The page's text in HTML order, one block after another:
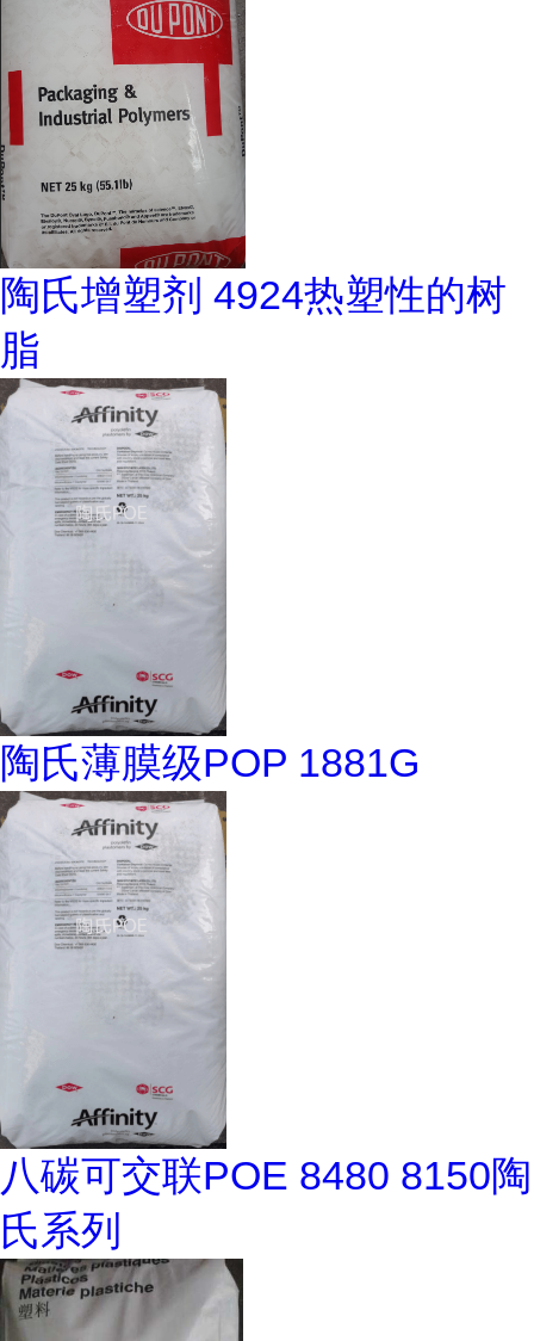
陶氏增塑剂 4924热塑性的树
脂
陶氏薄膜级POP 1881G
八碳可交联POE 8480 8150陶
氏系列